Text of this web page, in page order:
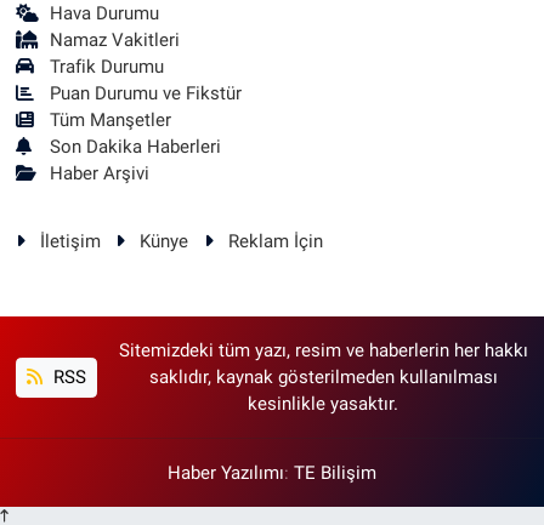
Hava Durumu
Namaz Vakitleri
Trafik Durumu
Puan Durumu ve Fikstür
Tüm Manşetler
Son Dakika Haberleri
Haber Arşivi
İletişim Künye Reklam İçin
RSS
Sitemizdeki tüm yazı, resim ve haberlerin her hakkı
saklıdır, kaynak gösterilmeden kullanılması
kesinlikle yasaktır.
Haber Yazılımı: TE Bilişim